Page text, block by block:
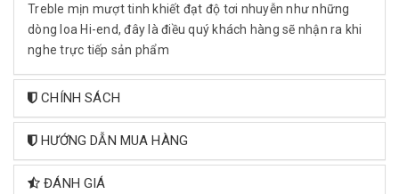
Treble mịn mượt tinh khiết đạt độ tơi nhuyễn như những
dòng loa Hi-end, đây là điều quý khách hàng sẽ nhận ra khi
nghe trực tiếp sản phẩm
CHÍNH SÁCH
HƯỚNG DẪN MUA HÀNG
ĐÁNH GIÁ